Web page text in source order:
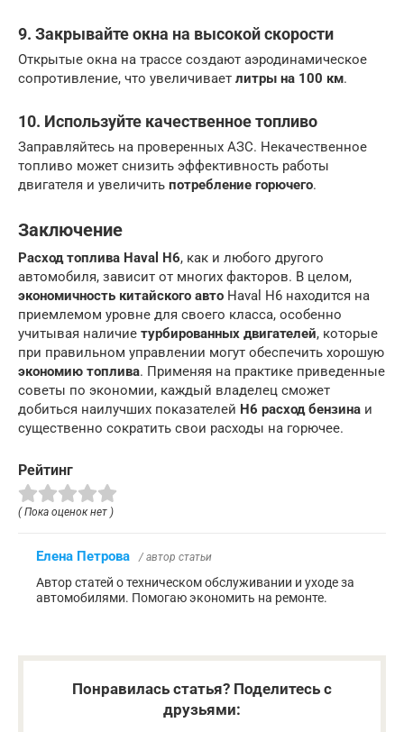
9. Закрывайте окна на высокой скорости
Открытые окна на трассе создают аэродинамическое
сопротивление, что увеличивает литры на 100 км.
10. Используйте качественное топливо
Заправляйтесь на проверенных АЗС. Некачественное
топливо может снизить эффективность работы
двигателя и увеличить потребление горючего.
Заключение
Расход топлива Haval H6, как и любого другого
автомобиля, зависит от многих факторов. В целом,
экономичность китайского авто Haval H6 находится на
приемлемом уровне для своего класса, особенно
учитывая наличие турбированных двигателей, которые
при правильном управлении могут обеспечить хорошую
экономию топлива. Применяя на практике приведенные
советы по экономии, каждый владелец сможет
добиться наилучших показателей H6 расход бензина и
существенно сократить свои расходы на горючее.
Рейтинг
( Пока оценок нет )
Елена Петрова / автор статьи
Автор статей о техническом обслуживании и уходе за
автомобилями. Помогаю экономить на ремонте.
Понравилась статья? Поделитесь с
друзьями: